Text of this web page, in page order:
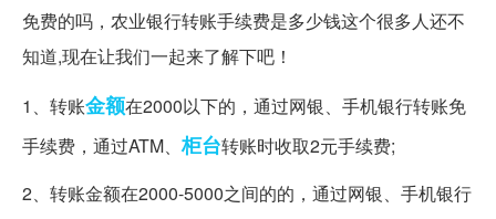
免费的吗，农业银行转账手续费是多少钱这个很多人还不
知道,现在让我们一起来了解下吧！
1、转账金额在2000以下的，通过网银、手机银行转账免
手续费，通过ATM、柜台转账时收取2元手续费;
2、转账金额在2000-5000之间的的，通过网银、手机银行